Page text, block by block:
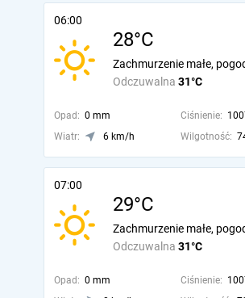
06:00
28°C
Odczuwalna 31°C
Zachmurzenie małe,
Opad: 0 mm Ciśnienie:
Wiatr:
6 km/h Wilgotność:
07:00
29°C
Odczuwalna 31°C
Zachmurzenie małe,
Opad: 0 mm Ciśnienie: